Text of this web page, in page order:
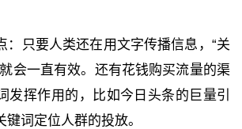
：只要人类还在用文字传播信息，“关
会一直有效。还有花钱购买流量的渠
发挥作用的，比如今日头条的巨量引
词定位人群的投放。